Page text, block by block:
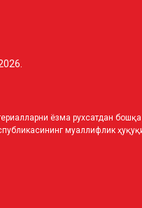
ёзма рухсатдан
муаллифлик